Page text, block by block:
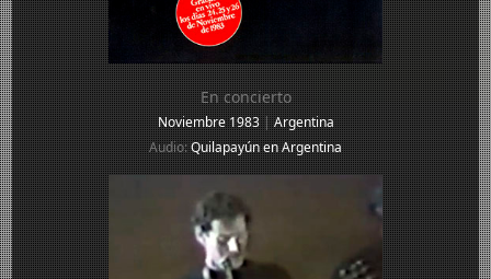
En concierto
Noviembre 1983|Argentina
Audio:Quilapayún en Argentina